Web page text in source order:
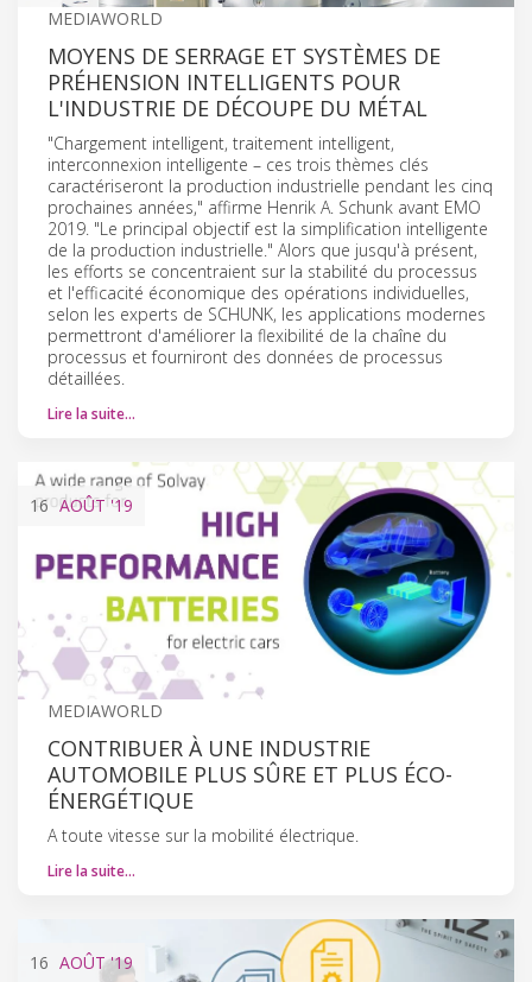
MEDIAWORLD
MOYENS DE SERRAGE ET SYSTÈMES DE
PRÉHENSION INTELLIGENTS POUR
L'INDUSTRIE DE DÉCOUPE DU MÉTAL
"Chargement intelligent, traitement intelligent,
interconnexion intelligente – ces trois thèmes clés
caractériseront la production industrielle pendant les cinq
prochaines années," affirme Henrik A. Schunk avant EMO
2019. "Le principal objectif est la simplification intelligente
de la production industrielle." Alors que jusqu'à présent,
les efforts se concentraient sur la stabilité du processus
et l'efficacité économique des opérations individuelles,
selon les experts de SCHUNK, les applications modernes
permettront d'améliorer la flexibilité de la chaîne du
processus et fourniront des données de processus
détaillées.
Lire la suite…
16 AOÛT'19
MEDIAWORLD
CONTRIBUER À UNE INDUSTRIE
AUTOMOBILE PLUS SÛRE ET PLUS ÉCO-
ÉNERGÉTIQUE
A toute vitesse sur la mobilité électrique.
Lire la suite…
16 AOÛT'19